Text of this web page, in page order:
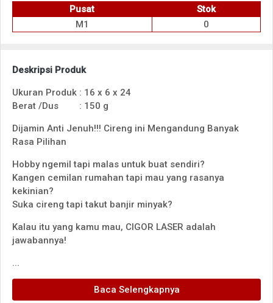
Pusat
Stok
M1
0
Deskripsi Produk
Ukuran Produk : 16 x 6 x 24
Berat /Dus
: 150 g
Dijamin Anti Jenuh!!! Cireng ini Mengandung Banyak
Rasa Pilihan
Hobby ngemil tapi malas untuk buat sendiri?
Kangen cemilan rumahan tapi mau yang rasanya
kekinian?
Suka cireng tapi takut banjir minyak?
Kalau itu yang kamu mau, CIGOR LASER adalah
jawabannya!
...
Baca Selengkapnya